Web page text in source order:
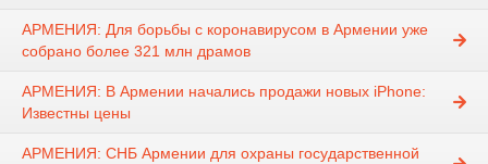
АРМЕНИЯ: Для борьбы с коронавирусом в Армении уже
собрано более 321 млн драмов
АРМЕНИЯ: В Армении начались продажи новых iPhone:
Известны цены
АРМЕНИЯ: СНБ Армении для охраны государственной